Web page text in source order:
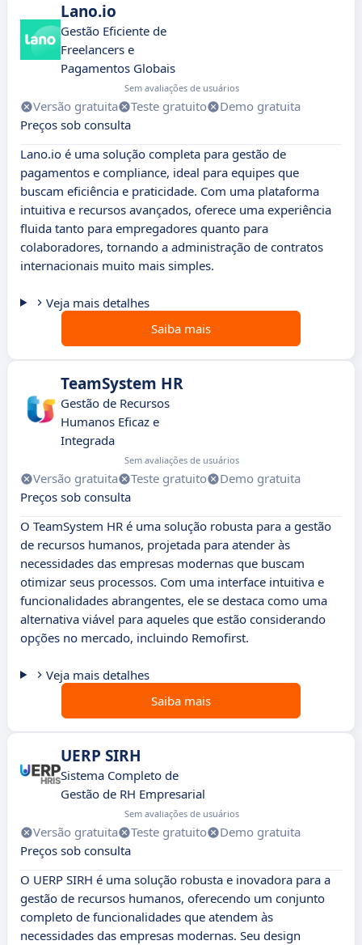
Lano.io
Gestão Eficiente de
Freelancers e
Pagamentos Globais
Sem avaliações de usuários
Versão gratuita Teste gratuito
Demo gratuita
Preços sob consulta
Lano.io é uma solução completa para gestão de
pagamentos e compliance, ideal para equipes que
buscam eficiência e praticidade. Com uma plataforma
intuitiva e recursos avançados, oferece uma experiência
fluida tanto para empregadores quanto para
colaboradores, tornando a administração de contratos
internacionais muito mais simples.
Veja mais detalhes
Saiba mais
TeamSystem HR
Gestão de Recursos
Humanos Eficaz e
Integrada
Sem avaliações de usuários
Versão gratuita Teste gratuito
Demo gratuita
Preços sob consulta
O TeamSystem HR é uma solução robusta para a gestão
de recursos humanos, projetada para atender às
necessidades das empresas modernas que buscam
otimizar seus processos. Com uma interface intuitiva e
funcionalidades abrangentes, ele se destaca como uma
alternativa viável para aqueles que estão considerando
opções no mercado, incluindo Remofirst.
Veja mais detalhes
Saiba mais
UERP SIRH
Sistema Completo de
Gestão de RH Empresarial
Sem avaliações de usuários
Versão gratuita Teste gratuito
Demo gratuita
Preços sob consulta
O UERP SIRH é uma solução robusta e inovadora para a
gestão de recursos humanos, oferecendo um conjunto
completo de funcionalidades que atendem às
necessidades das empresas modernas. Seu design